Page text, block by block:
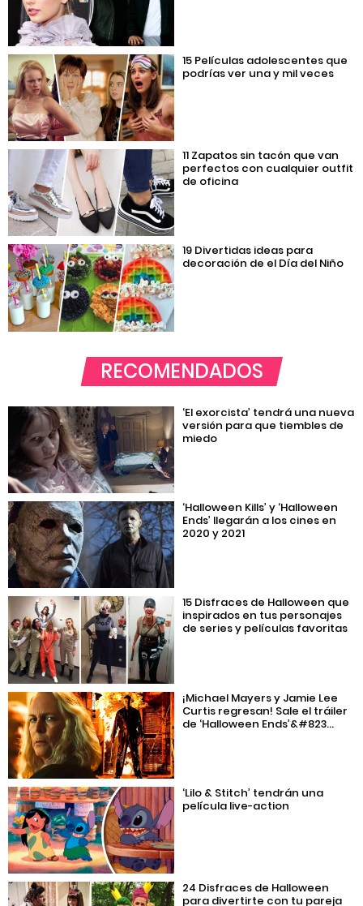
15 Películas adolescentes que
podrías ver una y mil veces
11 Zapatos sin tacón que van
perfectos con cualquier outfit
de oficina
19 Divertidas ideas para
decoración de el Día del Niño
RECOMENDADOS
‘El exorcista’ tendrá una nueva
versión para que tiembles de
miedo
‘Halloween Kills’ y ‘Halloween
Ends’ llegarán a los cines en
2020 y 2021
15 Disfraces de Halloween que
inspirados en tus personajes
de series y películas favoritas
¡Michael Mayers y Jamie Lee
Curtis regresan! Sale el tráiler
de ‘Halloween Ends’&#823...
‘Lilo & Stitch’ tendrán una
película live-action
24 Disfraces de Halloween
para divertirte con tu pareja